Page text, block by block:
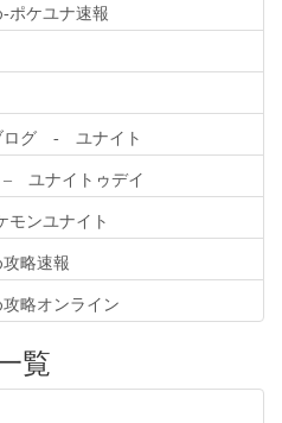
ポケユナ速報
ログ - ユナイト
ユナイトゥデイ
ンユナイト
略速報
略オンライン
覧